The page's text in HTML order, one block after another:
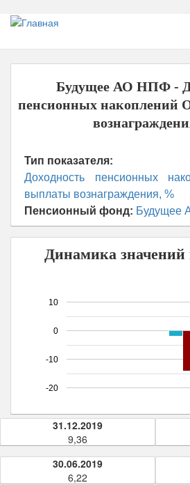
Перейти
основному
содержанию
Будущее АО НПФ -
пенсионных накоплений
Тип показателя:
Доходность пенсионных
выплаты вознаграждения, %
Пенсионный фонд: Будущее
Динамика значений
-20
-10
0
10
31.12.2019
9,36
30.06.2019
6,22